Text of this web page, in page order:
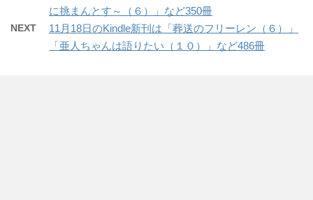
に挑まんとす～（６）」など350冊
NEXT
11月18日のKindle新刊は「葬送のフリーレン（６）」
「亜人ちゃんは語りたい（１０）」など486冊